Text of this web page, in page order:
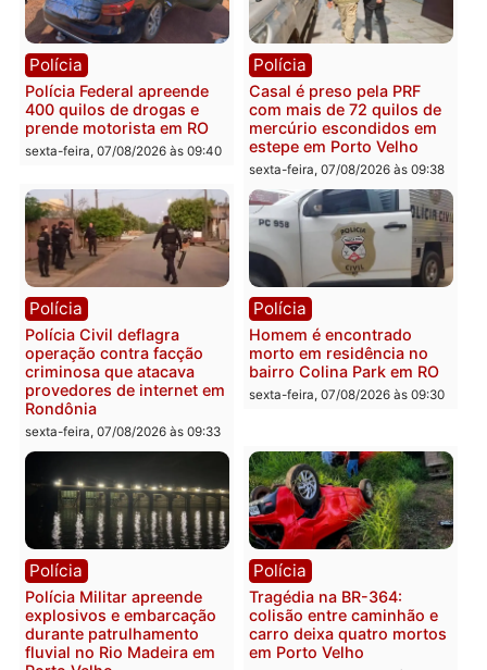
Política
Eleições 2026: Pastor
Evanildo pode ser o
primeiro pastor de
Federal
sexta-feira, 07/08/2026 às 18:36
Polícia
2 MILHÕES – Unnesa
apresenta documentos
que comprovam
transparência e
na operação alvo da PF
sexta-feira, 07/08/2026 às
Polícia
Polícia Federal apreende
400 quilos de drogas e
prende motorista em RO
sexta-feira, 07/08/2026 às 09:40
Polícia
Casal é preso pela PRF
mercúrio escondidos em
estepe em Porto Velho
sexta-feira, 07/08/2026 às
Polícia Polícia